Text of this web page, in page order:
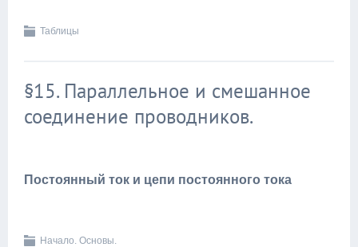
Таблицы
§15. Параллельное и смешанное
соединение проводников.
Постоянный ток и цепи постоянного тока
Начало. Основы.